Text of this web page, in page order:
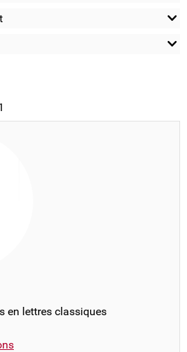
en lettres classiques